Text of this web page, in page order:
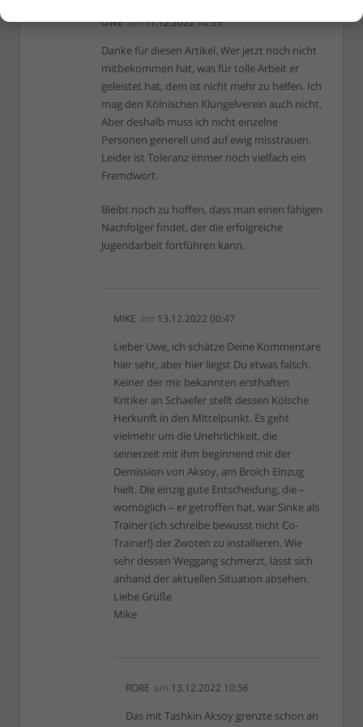
UWEam11.12.2022 10:35
Danke für diesen Artikel. Wer jetzt noch nicht
mitbekommen hat, was für tolle Arbeit er
geleistet hat, dem ist nicht mehr zu helfen. Ich
mag den Kölnischen Klüngelverein auch nicht.
Aber deshalb muss ich nicht einzelne
Personen generell und auf ewig misstrauen.
Leider ist Toleranz immer noch vielfach ein
Fremdwort.
Bleibt noch zu hoffen, dass man einen fähigen
Nachfolger findet, der die erfolgreiche
Jugendarbeit fortführen kann.
MIKE am 13.12.2022 00:47
Lieber Uwe, ich schätze Deine Kommentare
hier sehr, aber hier liegst Du etwas falsch.
Keiner der mir bekannten ersthaften
Kritiker an Schaefer stellt dessen Kölsche
Herkunft in den Mittelpunkt. Es geht
vielmehr um die Unehrlichkeit, die
seinerzeit mit ihm beginnend mit der
Demission von Aksoy, am Broich Einzug
hielt. Die einzig gute Entscheidung, die –
womöglich – er getroffen hat, war Sinke als
Trainer (ich schreibe bewusst nicht Co-
Trainer!) der Zwoten zu installieren. Wie
sehr dessen Weggang schmerzt, lässt sich
anhand der aktuellen Situation absehen.
Liebe Grüße
Mike
RORE am 13.12.2022 10:56
Das mit Tashkin Aksoy grenzte schon an